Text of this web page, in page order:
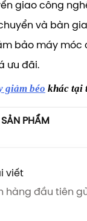
giao công
và bàn
bảo máy móc
ưu đãi.
giảm béo khác tại
PHẨM
viết
hàng đầu tiên